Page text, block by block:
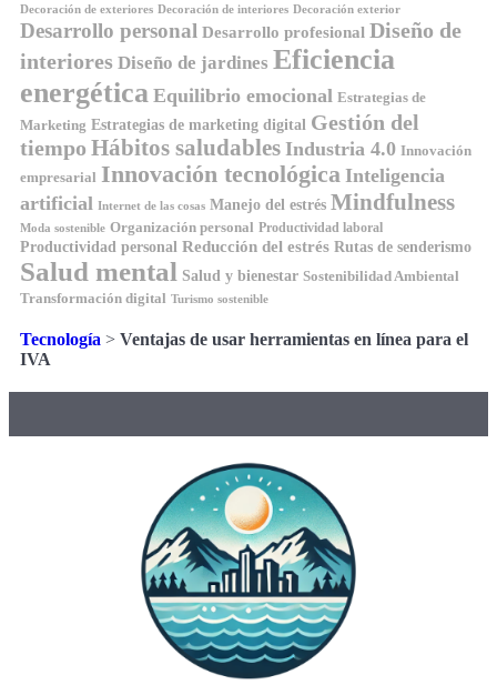
Decoración de exteriores Decoración de interiores Decoración exterior
Desarrollo personal Desarrollo profesional Diseño de
interiores Diseño de jardines Eficiencia
energética Equilibrio emocional Estrategias de
Marketing Estrategias de marketing digital Gestión del
tiempo Hábitos saludables Industria 4.0 Innovación
empresarial Innovación tecnológica Inteligencia
artificial Internet de las cosas Manejo del estrés Mindfulness
Moda sostenible Organización personal Productividad laboral
Productividad personal Reducción del estrés Rutas de senderismo
Salud mental Salud y bienestar Sostenibilidad Ambiental
Transformación digital Turismo sostenible
Tecnología > Ventajas de usar herramientas en línea para el
IVA